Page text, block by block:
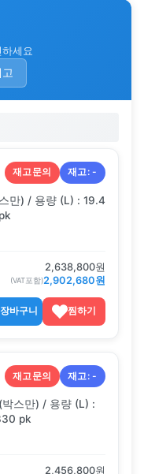
세요
재고문의 재고:-
만) / 용량 (L) : 19.4
2,638,800원
(VAT포함)2,902,680원
장바구니 찜하기
재고문의 재고:-
스만) / 용량 (L) :
pk
2,456,800원